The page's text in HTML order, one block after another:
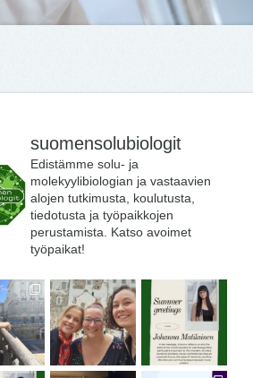
suomensolubiologit
Edistämme solu- ja
molekyylibiologian ja vastaavien
alojen tutkimusta, koulutusta,
tiedotusta ja työpaikkojen
perustamista. Katso avoimet
työpaikat!